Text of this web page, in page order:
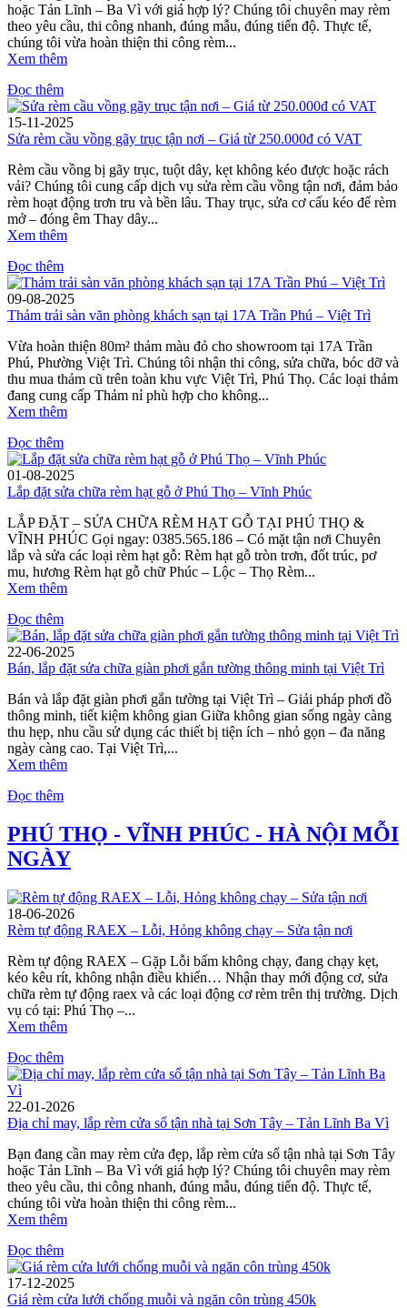
hoặc Tản Lĩnh – Ba Vì với giá hợp lý? Chúng tôi chuyên may rèm
theo yêu cầu, thi công nhanh, đúng mẫu, đúng tiến độ. Thực tế,
chúng tôi vừa hoàn thiện thi công rèm...
Xem thêm
Đọc thêm
15-11-2025
Sửa rèm cầu vồng gãy trục tận nơi – Giá từ 250.000đ có VAT
Rèm cầu vồng bị gãy trục, tuột dây, kẹt không kéo được hoặc rách
vải? Chúng tôi cung cấp dịch vụ sửa rèm cầu vồng tận nơi, đảm bảo
rèm hoạt động trơn tru và bền lâu. Thay trục, sửa cơ cấu kéo để rèm
mở – đóng êm Thay dây...
Xem thêm
Đọc thêm
09-08-2025
Thảm trải sàn văn phòng khách sạn tại 17A Trần Phú – Việt Trì
Vừa hoàn thiện 80m² thảm màu đỏ cho showroom tại 17A Trần
Phú, Phường Việt Trì. Chúng tôi nhận thi công, sửa chữa, bóc dỡ và
thu mua thảm cũ trên toàn khu vực Việt Trì, Phú Thọ. Các loại thảm
đang cung cấp Thảm nỉ phù hợp cho không...
Xem thêm
Đọc thêm
01-08-2025
Lắp đặt sửa chữa rèm hạt gỗ ở Phú Thọ – Vĩnh Phúc
LẮP ĐẶT – SỬA CHỮA RÈM HẠT GỖ TẠI PHÚ THỌ &
VĨNH PHÚC Gọi ngay: 0385.565.186 – Có mặt tận nơi Chuyên
lắp và sửa các loại rèm hạt gỗ: Rèm hạt gỗ tròn trơn, đốt trúc, pơ
mu, hương Rèm hạt gỗ chữ Phúc – Lộc – Thọ Rèm...
Xem thêm
Đọc thêm
22-06-2025
Bán, lắp đặt sửa chữa giàn phơi gắn tường thông minh tại Việt Trì
Bán và lắp đặt giàn phơi gắn tường tại Việt Trì – Giải pháp phơi đồ
thông minh, tiết kiệm không gian Giữa không gian sống ngày càng
thu hẹp, nhu cầu sử dụng các thiết bị tiện ích – nhỏ gọn – đa năng
ngày càng cao. Tại Việt Trì,...
Xem thêm
Đọc thêm
PHÚ THỌ - VĨNH PHÚC - HÀ NỘI MỖI
NGÀY
18-06-2026
Rèm tự động RAEX – Lỗi, Hỏng không chạy – Sửa tận nơi
Rèm tự động RAEX – Gặp Lỗi bấm không chạy, đang chạy kẹt,
kéo kêu rít, không nhận điều khiển… Nhận thay mới động cơ, sửa
chữa rèm tự động raex và các loại động cơ rèm trên thị trường. Dịch
vụ có tại: Phú Thọ –...
Xem thêm
Đọc thêm
22-01-2026
Địa chỉ may, lắp rèm cửa sổ tận nhà tại Sơn Tây – Tản Lĩnh Ba Vì
Bạn đang cần may rèm cửa đẹp, lắp rèm cửa sổ tận nhà tại Sơn Tây
hoặc Tản Lĩnh – Ba Vì với giá hợp lý? Chúng tôi chuyên may rèm
theo yêu cầu, thi công nhanh, đúng mẫu, đúng tiến độ. Thực tế,
chúng tôi vừa hoàn thiện thi công rèm...
Xem thêm
Đọc thêm
17-12-2025
Giá rèm cửa lưới chống muỗi và ngăn côn trùng 450k